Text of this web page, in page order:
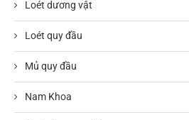
Loét dương vật
Loét quy đầu
Mủ quy đầu
Nam Khoa